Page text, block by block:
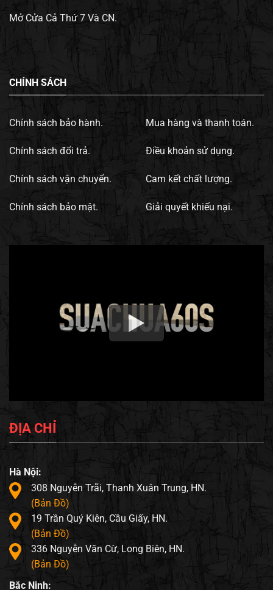
Mở Cửa Cả Thứ 7 Và CN.
CHÍNH SÁCH
Chính sách bảo hành.
Chính sách đổi trả.
Chính sách vận chuyển.
Chính sách bảo mật.
Mua hàng và thanh toán.
Điều khoản sử dụng.
Cam kết chất lượng.
Giải quyết khiếu nại.
ĐỊA CHỈ
Hà Nội:
308 Nguyễn Trãi, Thanh Xuân Trung, HN.
(Bản Đồ)
19 Trần Quý Kiên, Cầu Giấy, HN.
(Bản Đồ)
336 Nguyễn Văn Cừ, Long Biên, HN.
(Bản Đồ)
Bắc Ninh: